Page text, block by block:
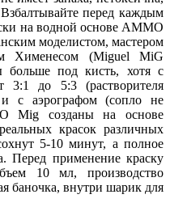
перед каждым
на водной основе AMMO
моделистом, мастером
Хименесом (Miguel MiG
больше под кисть, хотя с
3:1 до 5:3 (растворителя
и с аэрографом (сопло не
Mig созданы на основе
красок различных
5-10 минут, а полное
Перед применение краску
10 мл, производство
баночка, внутри шарик для